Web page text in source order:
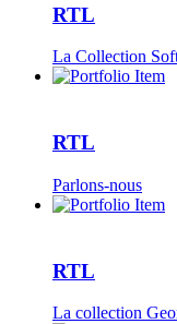
RTL
La Collection
RTL
Parlons-nous
RTL
La collection